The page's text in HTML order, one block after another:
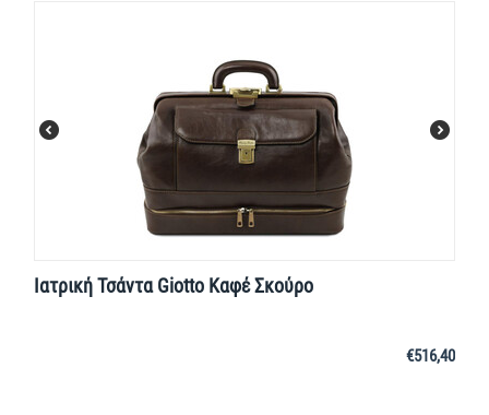
Ιατρική Τσάντα Giotto Καφέ Σκούρο
€516,40